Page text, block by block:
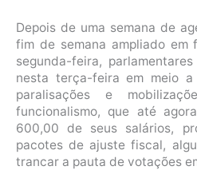
Depois de uma semana de
fim de semana ampliado em
segunda-feira,
nesta terça-feira em meio
paralisações e
funcionalismo, que até
600,00 de seus salários,
pacotes de ajuste fiscal,
trancar a pauta de votações